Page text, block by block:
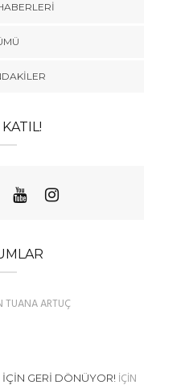
TUANA ARTUÇ
İÇIN GERI DÖNÜYOR!IÇIN